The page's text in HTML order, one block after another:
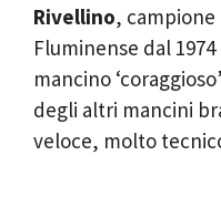
Rivellino, campione
Fluminense dal 1974
mancino
degli altri mancini
veloce, molto